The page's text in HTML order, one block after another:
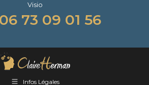
Visio
73 09 01 56
Infos Légales